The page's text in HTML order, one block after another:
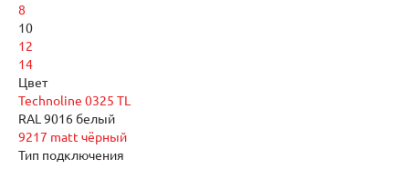
8
10
12
14
Цвет
Technoline 0325 TL
RAL 9016 белый
9217 matt чёрный
Тип подключения